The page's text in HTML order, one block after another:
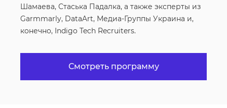
Шамаева, Стаська Падалка, а также эксперты из
Garmmarly, DataArt, Медиа-Группы Украина и,
конечно, Indigo Tech Recruiters.
Смотреть программу